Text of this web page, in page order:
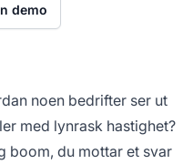
demo
noen bedrifter ser ut
med lynrask hastighet?
boom, du mottar et svar